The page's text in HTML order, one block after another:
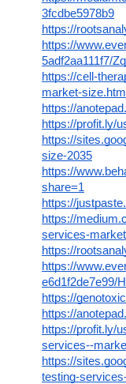
3fcdbe5978b9
https://
https://
5adf2aa111f7/
https://cell-
market-
https://
https://profit.ly/
https://
size-2035
https://
share=1
https://
https://
services-
https://
https://
e6d1f2de7e99/
https://
https://
https://profit.ly/
services--
https://
testing-